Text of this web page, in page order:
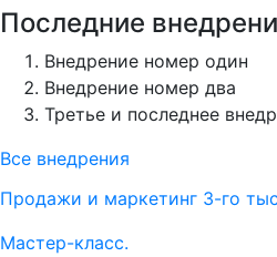
Последние
Внедрение номер один
Внедрение номер два
Третье и последнее
Все внедрения
Продажи и маркетинг 3-го
Мастер-класс.